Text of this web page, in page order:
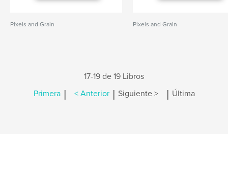
Pixels and Grain Pixels and Grain
17-19 de 19 Libros
Primera | < Anterior | Siguiente > | Última